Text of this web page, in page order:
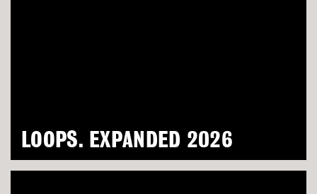
LOOPS. EXPANDED 2026